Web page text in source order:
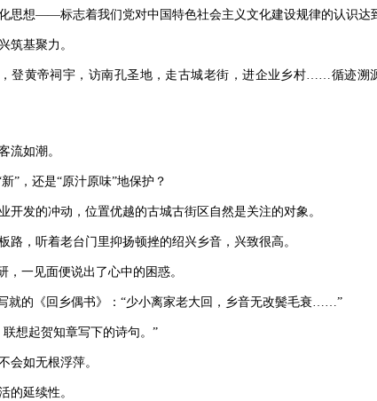
想——标志着我们党对中国特色社会主义文化建设规律的认识达
基聚力。
黄帝祠宇，访南孔圣地，走古城老街，进企业乡村……循迹溯
如潮。
，还是“原汁原味”地保护？
发的冲动，位置优越的古城古街区自然是关注的对象。
，听着老台门里抑扬顿挫的绍兴乡音，兴致很高。
一见面便说出了心中的困惑。
的《回乡偶书》：“少小离家老大回，乡音无改鬓毛衰……”
想起贺知章写下的诗句。”
如无根浮萍。
延续性。